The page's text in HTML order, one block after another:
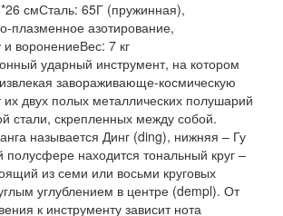
смСталь: 65Г (пружинная),
плазменное азотирование,
воронениеВес: 7 кг
ударный инструмент, на котором
завораживающе-космическую
их двух полых металлических полушарий
стали, скрепленных между собой.
называется Динг (ding), нижняя – Гу
находится тональный круг –
из семи или восьми круговых
углублением в центре (dempl). От
к инструменту зависит нота